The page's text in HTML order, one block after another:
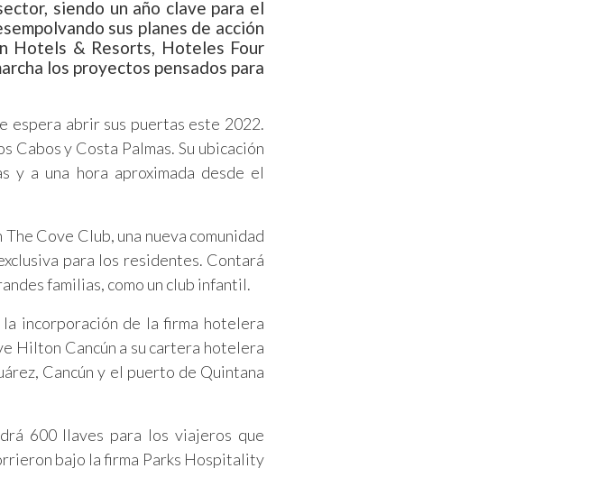
siendo un año clave para el
sus planes de acción
Hotels & Resorts, Hoteles Four
los proyectos pensados para
espera abrir sus puertas este 2022.
Cabos y Costa Palmas. Su ubicación
y a una hora aproximada desde el
Cove Club, una nueva comunidad
para los residentes. Contará
familias, como un club infantil.
incorporación de la firma hotelera
Hilton Cancún a su cartera hotelera
Cancún y el puerto de Quintana
600 llaves para los viajeros que
bajo la firma Parks Hospitality